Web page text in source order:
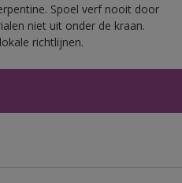
Spoel verf nooit door
niet uit onder de kraan.
richtlijnen.